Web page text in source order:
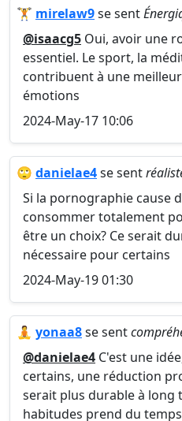
🏋️ mirelaw9se sent
@isaacg5 Oui, avoir une
essentiel. Le sport, la
contribuent à une
émotions
2024-May-17 10:06
🙄 danielae4se sent
Si la pornographie cause
consommer totalement
être un choix? Ce serait
nécessaire pour certains
2024-May-19 01:30
🧘 yonaa8se sent
@danielae4 C'est une
certains, une réduction
serait plus durable à long
habitudes prend du temps